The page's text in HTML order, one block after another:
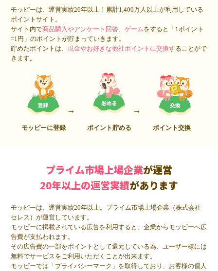
モッピーは、運営実績20年以上！累計1,400万人 以上が利用している
ポイントサイト。
サイト内で商品購入やアンケート回答、ゲームをすると「1ポイント
=1円」のポイントが貯まっていきます。
貯めたポイントは、現金やお好きな他社ポイントに交換することがで
きます。
モッピーに登録 ポイント貯める ポイント交換
プライム市場上場企業が運営
20年以上の運営実績があります
モッピーは、運営実績20年以上。プライム市場上場企業（株式会社
セレス）が運営しています。
モッピーに掲載されている広告を利用すると、企業からモッピーへ広
告費が支払われます。
その広告費の一部をポイントとして還元している為、ユーザー様には
無料でサービスをご利用いただくことが出来ます。
モッピーでは「プライバシーマーク」を取得しており、お客様の個人